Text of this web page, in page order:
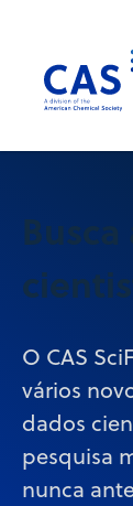
O CAS
vários
dados
pesquisa
nunca